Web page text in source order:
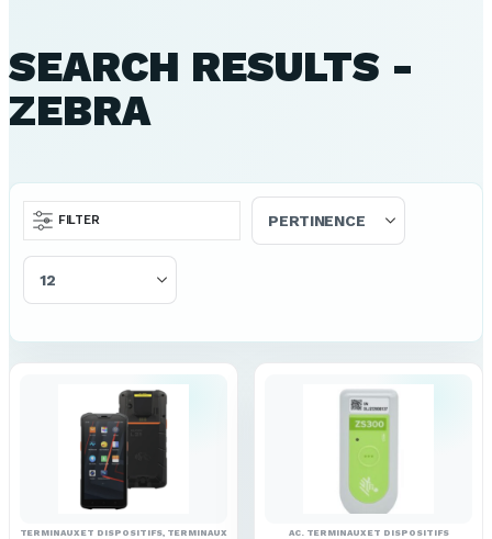
SEARCH RESULTS -
ZEBRA
FILTER
TERMINAUX ET DISPOSITIFS, TERMINAUX PORTABLES AC. TERMINAUX ET DISPOSITIFS